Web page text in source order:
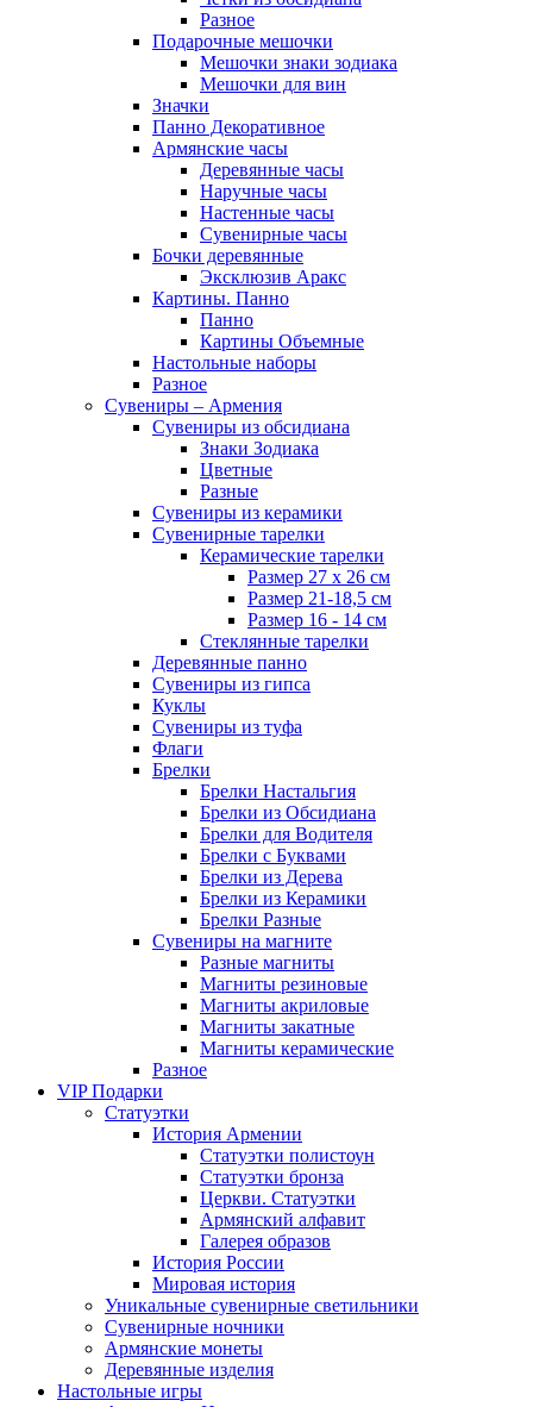
Разное
Подарочные мешочки
Мешочки знаки зодиака
Мешочки для вин
Значки
Панно Декоративное
Армянские часы
Деревянные часы
Наручные часы
Настенные часы
Сувенирные часы
Бочки деревянные
Эксклюзив Аракс
Картины. Панно
Панно
Картины Объемные
Настольные наборы
Разное
Сувениры – Армения
Сувениры из обсидиана
Знаки Зодиака
Цветные
Разные
Сувениры из керамики
Сувенирные тарелки
Керамические тарелки
Размер 27 х 26 см
Размер 21-18,5 см
Размер 16 - 14 см
Стеклянные тарелки
Деревянные панно
Сувениры из гипса
Куклы
Сувениры из туфа
Флаги
Брелки
Брелки Настальгия
Брелки из Обсидиана
Брелки для Водителя
Брелки с Буквами
Брелки из Дерева
Брелки из Керамики
Брелки Разные
Сувениры на магните
Разные магниты
Магниты резиновые
Магниты акриловые
Магниты закатные
Магниты керамические
Разное
VIP Подарки
Статуэтки
История Армении
Статуэтки полистоун
Статуэтки бронза
Церкви. Статуэтки
Армянский алфавит
Галерея образов
История России
Мировая история
Уникальные сувенирные светильники
Сувенирные ночники
Армянские монеты
Деревянные изделия
Настольные игры